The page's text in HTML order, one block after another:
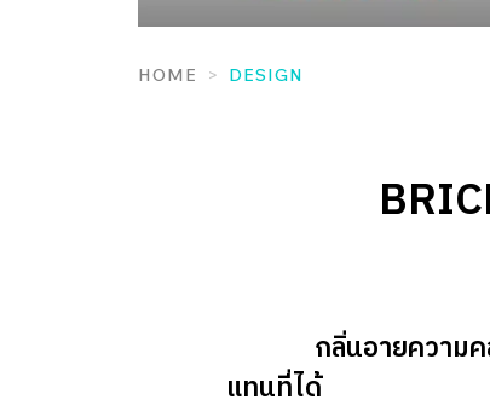
HOME DESIGN
กลิ่นอายความ
แทนที่ได้